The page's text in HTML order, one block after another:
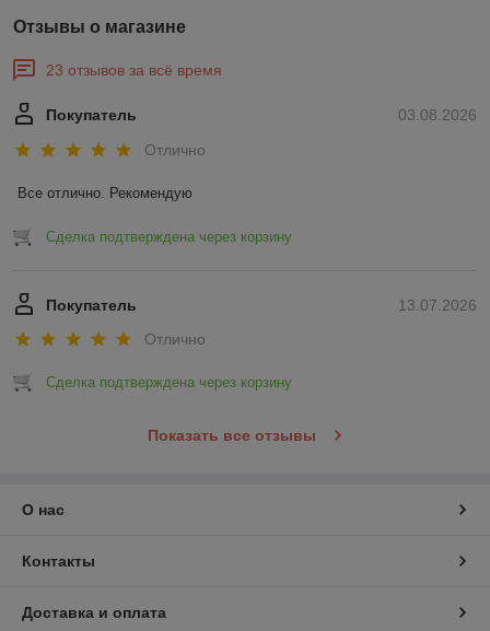
Отзывы о магазине
23 отзывов за всё время
03.08.2026
Покупатель
Отлично
Все отлично. Рекомендую
Сделка подтверждена через корзину
13.07.2026
Покупатель
Отлично
Сделка подтверждена через корзину
Показать все отзывы
О нас
Контакты
Доставка и оплата